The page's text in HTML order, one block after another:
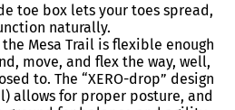
toe box lets your toes spread,
naturally.
Mesa Trail is flexible enough
move, and flex the way, well,
to. The “XERO-drop” design
allows for proper posture, and